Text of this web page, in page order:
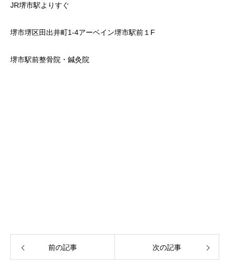
JR堺市駅よりすぐ
堺市堺区田出井町1-4アーベイン堺市駅前１F
堺市駅前整骨院・鍼灸院
前の記事 次の記事